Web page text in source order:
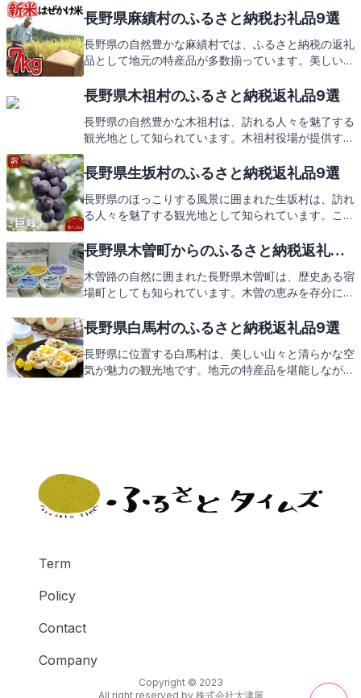
長野県麻績村のふるさと納税お礼品9選
長野県の自然豊かな麻績村では、ふるさと納税の返礼
品として地元の特産品が多数揃っています。美しい景
ついてもご紹介。お楽しみに！
長野県木祖村のふるさと納税返礼品9選
長野県の自然豊かな木祖村は、訪れる人々を魅了する
観光地として知られています。木祖村役場が提供する
まっています。美しい景色を楽しめるスポットや、地
にも迫ります。お楽しみに！
長野県生坂村のふるさと納税返礼品9選
長野県のほっこりする風景に囲まれた生坂村は、訪れ
る人々を魅了する観光地として知られています。この
愛される特産品をご紹介し、ふるさと納税を通じて手
で、どうぞお楽しみに。
長野県木曽町からのふるさと納税返礼品9
選
木曽路の自然に囲まれた長野県木曽町は、歴史ある宿
場町としても知られています。木曽の恵みを存分に味
お待ちしております。次は、木曽町からの心温まる返
い。
長野県白馬村のふるさと納税返礼品9選
長野県に位置する白馬村は、美しい山々と清らかな空
気が魅力の観光地です。地元の特産品を堪能しなが
Term
Policy
Contact
Company
Copyright © 2023
All right reserved by 株式会社大津屋